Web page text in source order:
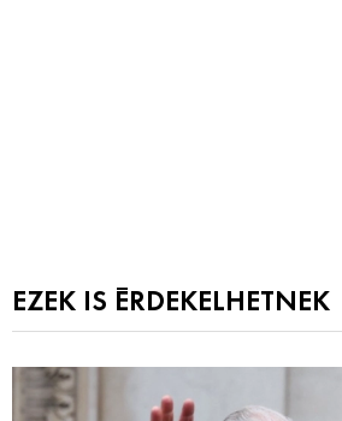
EZEK IS ÉRDEKELHETNEK